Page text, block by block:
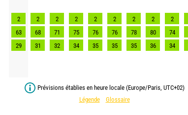
2 2 2 2 2 2 2 2 2
63
68 71 75 76 76 78 80 74
29
31 32 34 35 35 35 36 34
Prévisions établies en heure locale (Europe/Paris, UTC+02)
Légende
Glossaire